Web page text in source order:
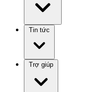
Tin tức
Trợ giúp